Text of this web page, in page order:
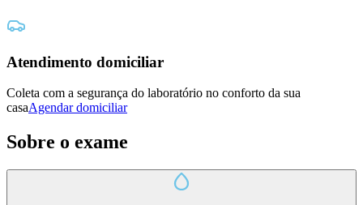
Atendimento domiciliar
Coleta com a segurança do laboratório no conforto da sua
casaAgendar domiciliar
Sobre o exame